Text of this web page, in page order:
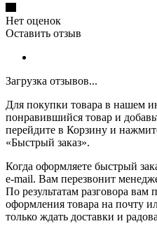
Нет оценок
Оставить отзыв
Загрузка отзывов...
Для покупки товара в нашем
понравившийся товар и
перейдите в Корзину и
«Быстрый заказ».
Когда оформляете быстрый
e-mail. Вам перезвонит
По результатам разговора вам
оформления товара на почту
только ждать доставки и